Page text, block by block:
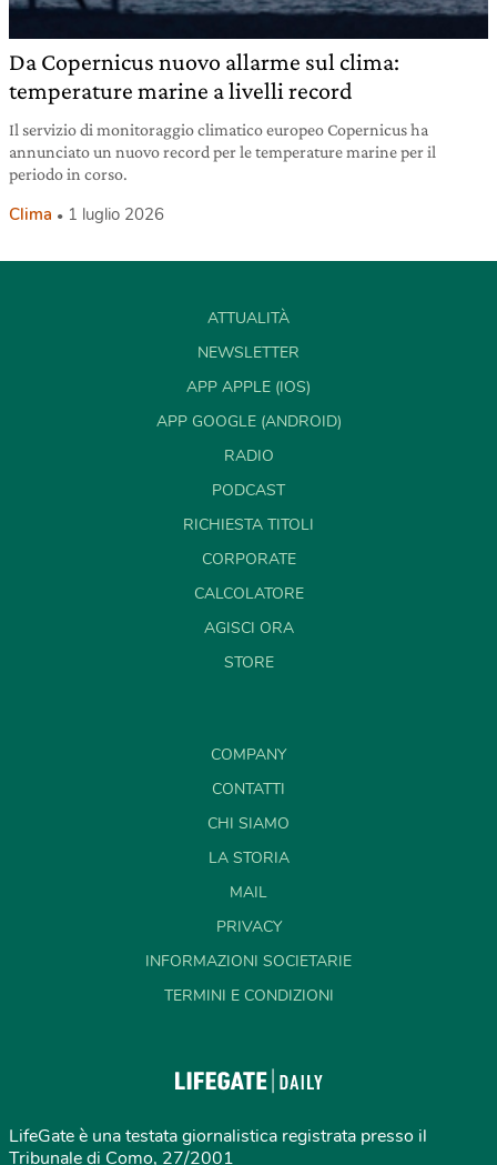
Da Copernicus nuovo allarme sul clima:
temperature marine a livelli record
Il servizio di monitoraggio climatico europeo Copernicus ha
annunciato un nuovo record per le temperature marine per il
periodo in corso.
Clima 1 luglio 2026
ATTUALITÀ
NEWSLETTER
APP APPLE (IOS)
APP GOOGLE (ANDROID)
RADIO
PODCAST
RICHIESTA TITOLI
CORPORATE
CALCOLATORE
AGISCI ORA
STORE
COMPANY
CONTATTI
CHI SIAMO
LA STORIA
MAIL
PRIVACY
INFORMAZIONI SOCIETARIE
TERMINI E CONDIZIONI
LifeGate è una testata giornalistica registrata presso il
Tribunale di Como, 27/2001